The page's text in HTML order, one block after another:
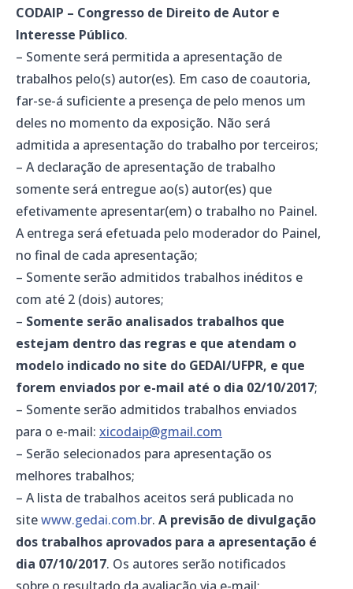
CODAIP – Congresso de Direito de Autor e
Interesse Público.
– Somente será permitida a apresentação de
trabalhos pelo(s) autor(es). Em caso de coautoria,
far-se-á suficiente a presença de pelo menos um
deles no momento da exposição. Não será
admitida a apresentação do trabalho por terceiros;
– A declaração de apresentação de trabalho
somente será entregue ao(s) autor(es) que
efetivamente apresentar(em) o trabalho no Painel.
A entrega será efetuada pelo moderador do Painel,
no final de cada apresentação;
– Somente serão admitidos trabalhos inéditos e
com até 2 (dois) autores;
– Somente serão analisados trabalhos que
estejam dentro das regras e que atendam o
modelo indicado no site do GEDAI/UFPR, e que
forem enviados por e-mail até o dia 02/10/2017;
– Somente serão admitidos trabalhos enviados
para o e-mail: xicodaip@gmail.com
– Serão selecionados para apresentação os
melhores trabalhos;
– A lista de trabalhos aceitos será publicada no
sitewww.gedai.com.br. A previsão de divulgação
dos trabalhos aprovados para a apresentação é
dia 07/10/2017. Os autores serão notificados